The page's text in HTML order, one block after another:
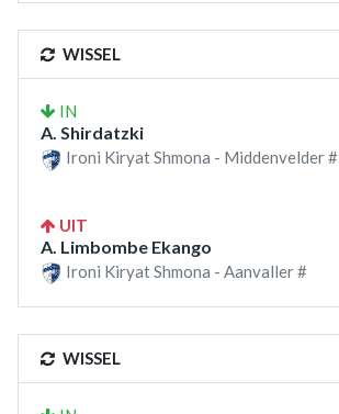
WISSEL
IN
A. Shirdatzki
Ironi Kiryat Shmona - Middenvelder #
UIT
A. Limbombe Ekango
Ironi Kiryat Shmona - Aanvaller #
WISSEL